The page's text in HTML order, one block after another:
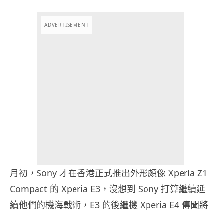
ADVERTISEMENT
月初，Sony 才在香港正式推出外形頗像 Xperia Z1
Compact 的 Xperia E3，沒想到 Sony 打算繼續延
續他們的機海戰術，E3 的後繼機 Xperia E4 傳聞將